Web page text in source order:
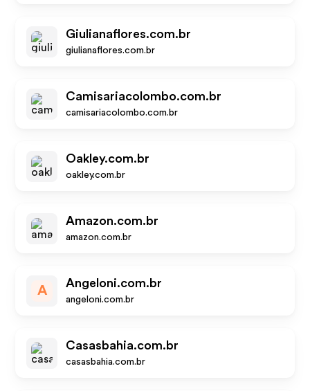
Giulianaflores.com.br
giulianaflores.com.br
Camisariacolombo.com.br
camisariacolombo.com.br
Oakley.com.br
oakley.com.br
Amazon.com.br
amazon.com.br
A
Angeloni.com.br
angeloni.com.br
Casasbahia.com.br
casasbahia.com.br